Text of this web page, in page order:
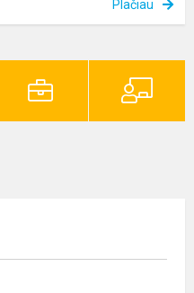
Plačiau